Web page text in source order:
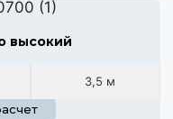
высокий
3,5 м